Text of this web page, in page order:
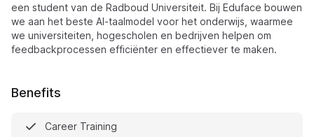
een student van de Radboud Universiteit. Bij Eduface bouwen
we aan het beste AI-taalmodel voor het onderwijs, waarmee
we universiteiten, hogescholen en bedrijven helpen om
feedbackprocessen efficiënter en effectiever te maken.
Benefits
Career Training